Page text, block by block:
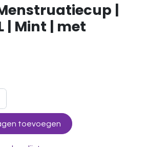
|
| Mint | met
toevoegen